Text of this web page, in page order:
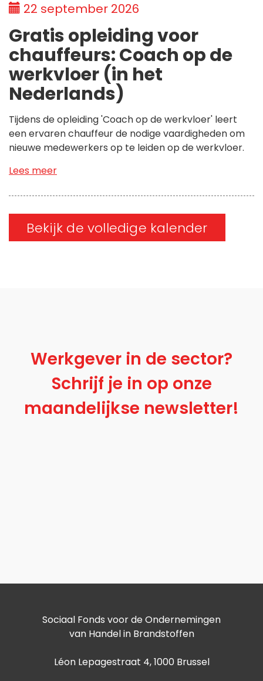
22 september 2026
Gratis opleiding voor
chauffeurs: Coach op de
werkvloer (in het
Nederlands)
Tijdens de opleiding 'Coach op de werkvloer' leert
een ervaren chauffeur de nodige vaardigheden om
nieuwe medewerkers op te leiden op de werkvloer.
Lees meer
Bekijk de volledige kalender
Werkgever in de sector?
Schrijf je in op onze
maandelijkse newsletter!
Sociaal Fonds voor de Ondernemingen
van Handel in Brandstoffen
Léon Lepagestraat 4, 1000 Brussel